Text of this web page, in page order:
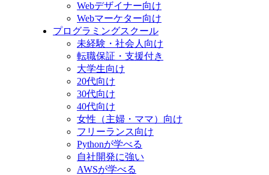
Webデザイナー向け
Webマーケター向け
プログラミングスクール
未経験・社会人向け
転職保証・支援付き
大学生向け
20代向け
30代向け
40代向け
女性（主婦・ママ）向け
フリーランス向け
Pythonが学べる
自社開発に強い
AWSが学べる